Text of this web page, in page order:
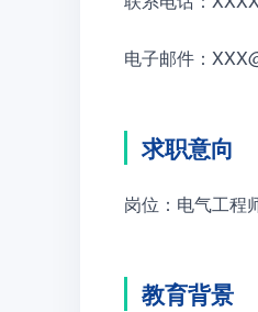
电子邮件：
求职意向
岗位：电气工程
教育背景